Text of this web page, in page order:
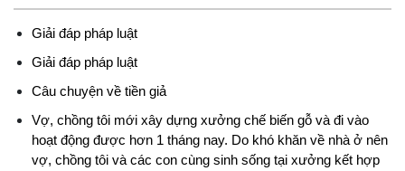
Giải đáp pháp luật
Giải đáp pháp luật
Câu chuyện về tiền giả
Vợ, chồng tôi mới xây dựng xưởng chế biến gỗ và đi vào
hoạt động được hơn 1 tháng nay. Do khó khăn về nhà ở nên
vợ, chồng tôi và các con cùng sinh sống tại xưởng kết hợp